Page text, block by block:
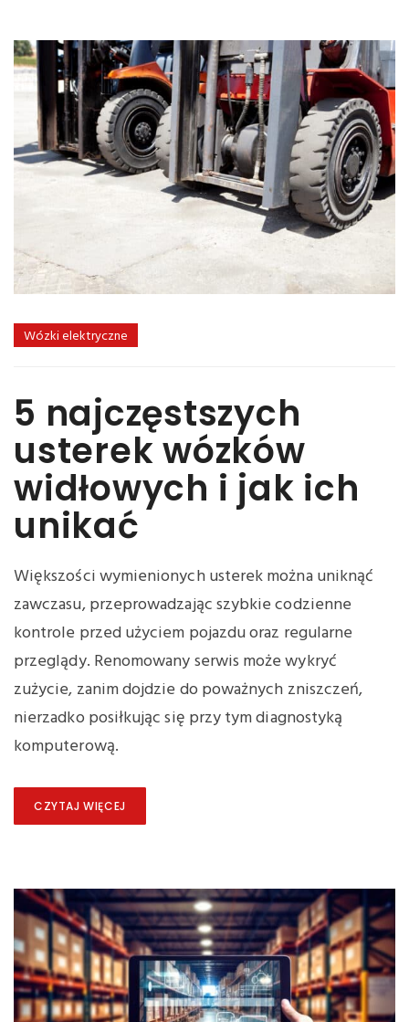
Wózki elektryczne
5 najczęstszych
usterek wózków
widłowych i jak ich
unikać
Większości wymienionych usterek można uniknąć
zawczasu, przeprowadzając szybkie codzienne
kontrole przed użyciem pojazdu oraz regularne
przeglądy. Renomowany serwis może wykryć
zużycie, zanim dojdzie do poważnych zniszczeń,
nierzadko posiłkując się przy tym diagnostyką
komputerową.
CZYTAJ WIĘCEJ